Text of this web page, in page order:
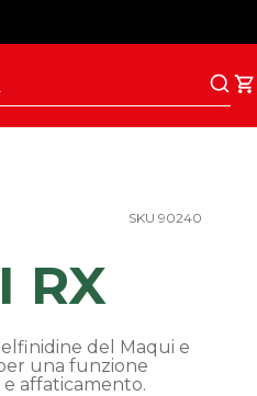
SKU 90240
RX
del Maqui e
una funzione
affaticamento.